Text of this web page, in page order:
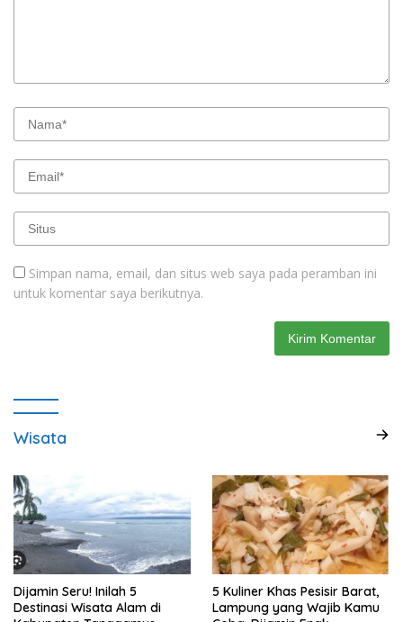
Simpan nama, email, dan situs web saya pada peramban ini
untuk komentar saya berikutnya.
Wisata
Dijamin Seru! Inilah 5
Destinasi Wisata Alam di
5 Kuliner Khas Pesisir Barat,
Lampung yang Wajib Kamu